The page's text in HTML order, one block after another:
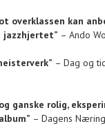
overklassen kan
jazzhjertet” – Ando
– Dag og
ganske rolig,
– Dagens